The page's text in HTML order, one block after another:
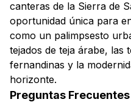
canteras de la Sierra de
oportunidad única para
como un palimpsesto
tejados de teja árabe, las
fernandinas y la
horizonte.
Preguntas Frecuentes